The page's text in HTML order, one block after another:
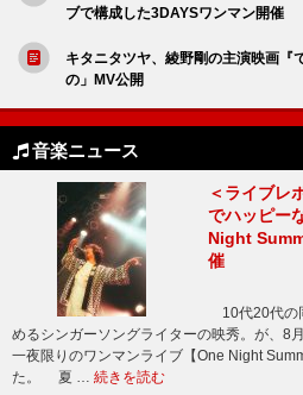
ブで構成した3DAYSワンマン開催
キタニタツヤ、綾野剛の主演映画『
の」MV公開
音楽ニュース
＜ライブレ
でハッピー
Night
催
10代20代の
めるシンガーソングライターの映秀。が、8
一夜限りのワンマンライブ【One Night
た。 夏 … 続きを読む